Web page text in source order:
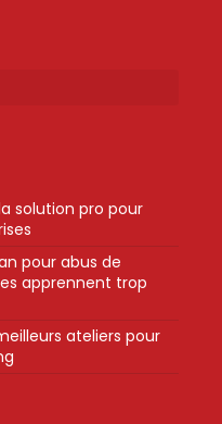
solution pro pour
pour abus de
apprennent trop
ateliers pour